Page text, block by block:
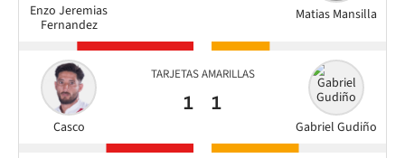
Enzo Jeremias
Fernandez
Matias Mansilla
TARJETAS AMARILLAS
Casco
1
Gabriel Gudiño
1